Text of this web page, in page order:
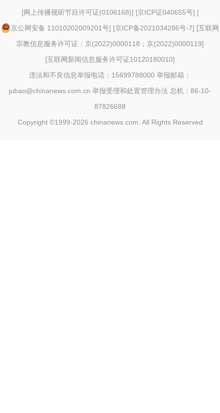
[网上传播视听节目许可证(0106168)] [京ICP证040655号] [
京公网安备 11010202009201号] [京ICP备2021034286号-7] [互联网
宗教信息服务许可证：京(2022)0000118；京(2022)0000119]
[互联网新闻信息服务许可证10120180010]
违法和不良信息举报电话：15699788000 举报邮箱：
jubao@chinanews.com.cn 举报受理和处置管理办法 总机：86-10-
87826688
Copyright ©1999-2026 chinanews.com. All Rights Reserved